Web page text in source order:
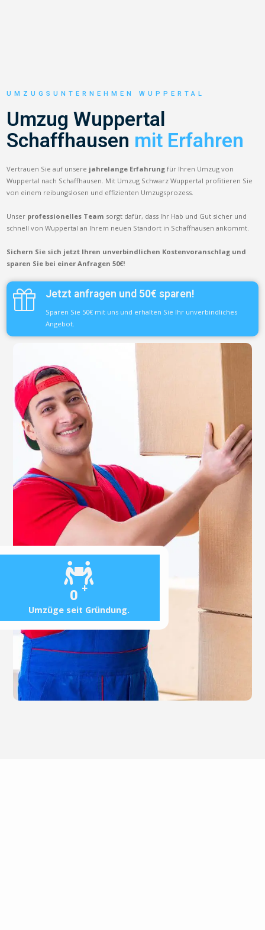
0 +
Umzüge seit Gründung.
UMZUGSUNTERNEHMEN WUPPERTAL
Umzug Wuppertal
Schaffhausen mit Erfahren
Vertrauen Sie auf unsere jahrelange Erfahrung für Ihren Umzug von
Wuppertal nach Schaffhausen. Mit Umzug Schwarz Wuppertal profitieren Sie
von einem reibungslosen und effizienten Umzugsprozess.
Unser professionelles Team sorgt dafür, dass Ihr Hab und Gut sicher und
schnell von Wuppertal an Ihrem neuen Standort in Schaffhausen ankommt.
Sichern Sie sich jetzt Ihren unverbindlichen Kostenvoranschlag und
sparen Sie bei einer Anfragen 50€!
Jetzt anfragen und 50€ sparen!
Sparen Sie 50€ mit uns und erhalten Sie Ihr unverbindliches
Angebot.